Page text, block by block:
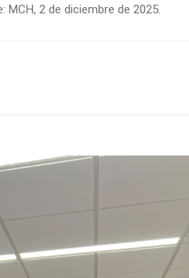
2 de diciembre de 2025.